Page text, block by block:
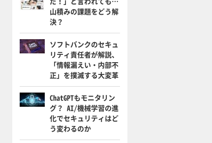
山積みの課題をどう解
決？
ソフトバンクのセキュ
リティ責任者が解説、
「情報漏えい・内部不
正」を撲滅する大変革
ChatGPTもモニタリン
グ？ AI/機械学習の進
化でセキュリティはど
う変わるのか